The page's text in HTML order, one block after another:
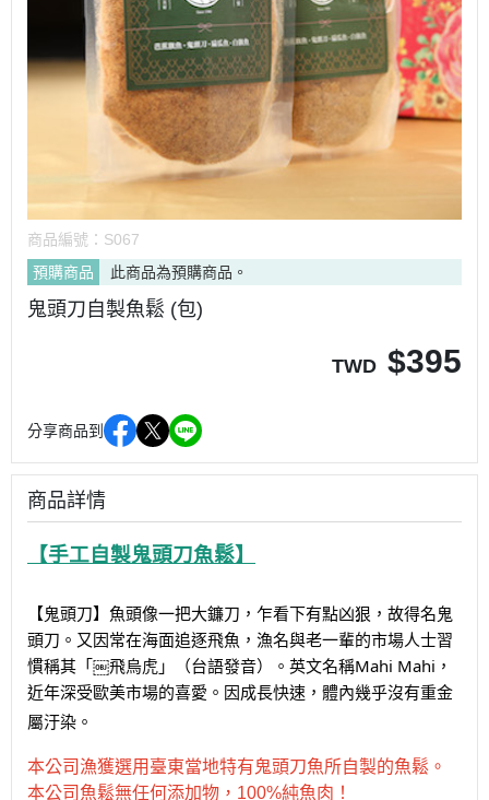
商品編號： S067
預購商品
此商品為預購商品。
鬼頭刀自製魚鬆 (包)
TWD $395
分享商品到
商品詳情
【手工自製鬼頭刀魚鬆】
【鬼頭刀】魚頭像一把大鐮刀，乍看下有點凶狠，故得名鬼
頭刀。又因常在海面追逐飛魚，漁名與老一輩的市場人士習
慣稱其「￼飛烏虎」（台語發音）。英文名稱Mahi Mahi，
近年深受歐美市場的喜愛。因成長快速，體內幾乎沒有重金
屬汙染。
本公司漁獲選用臺東當地特有鬼頭刀魚所自製的魚鬆。
本公司魚鬆無任何添加物，100%純魚肉！